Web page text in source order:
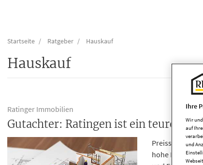
Startseite Ratgeber Hauskauf
Hauskauf
Ratinger Immobilien
Gutachter: Ratingen ist ein teures
hohe
Ihre
Wir
auf
und